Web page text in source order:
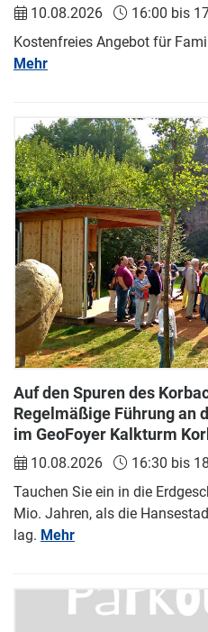
10.08.2026
16:00 bis
Kostenfreies Angebot für
Mehr
Auf den Spuren des
Regelmäßige Führung an
im GeoFoyer Kalkturm
10.08.2026
16:30 bis
Tauchen Sie ein in die
Mio. Jahren, als die
lag. Mehr